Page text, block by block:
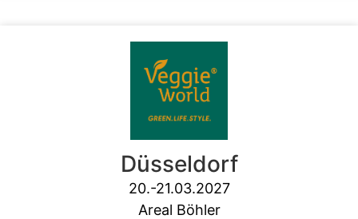
Düsseldorf
20.-21.03.2027
Areal Böhler